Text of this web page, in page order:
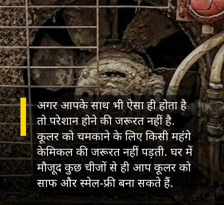
अगर आपके साथ भी ऐसा ही होता है
तो परेशान होने की जरूरत नहीं है.
कूलर को चमकाने के लिए किसी महंगे
केमिकल की जरूरत नहीं पड़ती. घर में
मौजूद कुछ चीजों से ही आप कूलर को
साफ और स्मेल-फ्री बना सकते हैं.